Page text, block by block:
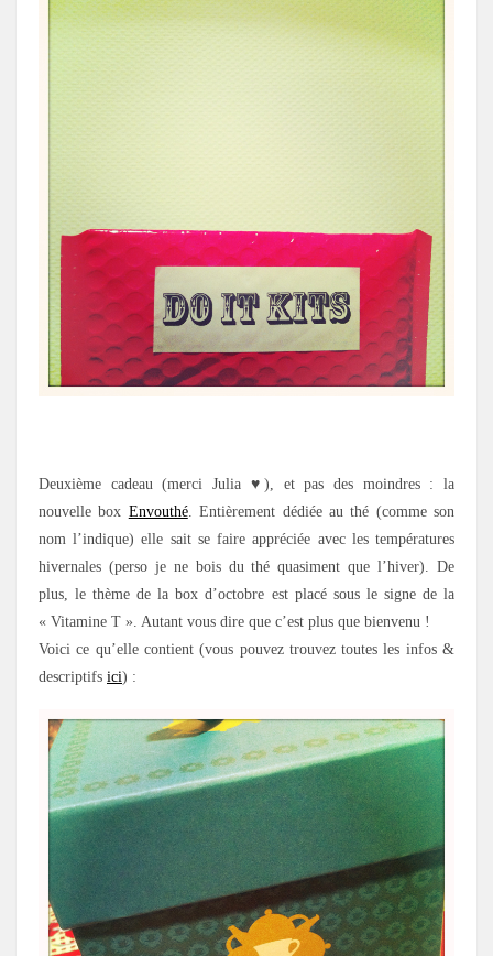
Deuxième cadeau (merci Julia ♥), et pas des moindres : la
nouvelle box Envouthé. Entièrement dédiée au thé (comme son
nom l’indique) elle sait se faire appréciée avec les températures
hivernales (perso je ne bois du thé quasiment que l’hiver). De
plus, le thème de la box d’octobre est placé sous le signe de la
« Vitamine T ». Autant vous dire que c’est plus que bienvenu !
Voici ce qu’elle contient (vous pouvez trouvez toutes les infos &
descriptifs ici) :